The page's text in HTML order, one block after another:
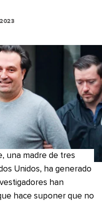
una madre de tres
Unidos, ha generado
han
hace suponer que no